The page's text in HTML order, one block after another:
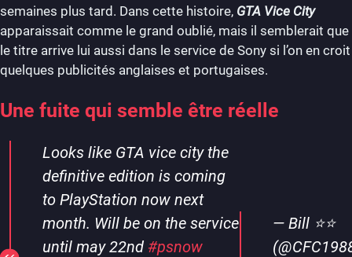
semaines plus tard. Dans cette histoire, GTA Vice City
apparaissait comme le grand oublié, mais il semblerait que
le titre arrive lui aussi dans le service de Sony si l’on en croit
quelques publicités anglaises et portugaises.
Une fuite qui semble être réelle
Looks like GTA vice city the
definitive edition is coming
to PlayStation now next
month. Will be on the service
until may 22nd #psnow
— Bill ⭐️⭐️